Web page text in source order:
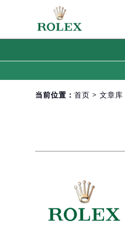
当前位置： 首页 > 文章库